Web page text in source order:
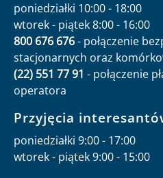
poniedziałki 10:00 - 18:00
wtorek - piątek 8:00 - 16:00
800 676 676- połączenie
stacjonarnych oraz
(22) 551 77 91 - połączenie
operatora
Przyjęcia
poniedziałki 9:00 - 17:00
wtorek - piątek 9:00 - 15:00